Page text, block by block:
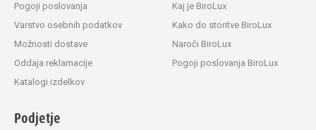
Pogoji poslovanja
Varstvo osebnih podatkov
Možnosti dostave
Oddaja reklamacije
Katalogi izdelkov
Kaj je BiroLux
Kako do storitve BiroLux
Naroči BiroLux
Pogoji poslovanja BiroLux
Podjetje